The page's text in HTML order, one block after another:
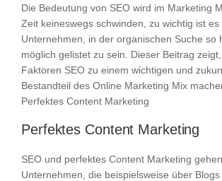
Die Bedeutung von SEO wird im Marketing
Zeit keineswegs schwinden, zu wichtig ist es
Unternehmen, in der organischen Suche so
möglich gelistet zu sein. Dieser Beitrag
Faktoren SEO zu einem wichtigen und
Bestandteil des Online Marketing Mix
Perfektes Content Marketing
Perfektes Content Marketing
SEO und perfektes Content Marketing
Unternehmen, die beispielsweise über